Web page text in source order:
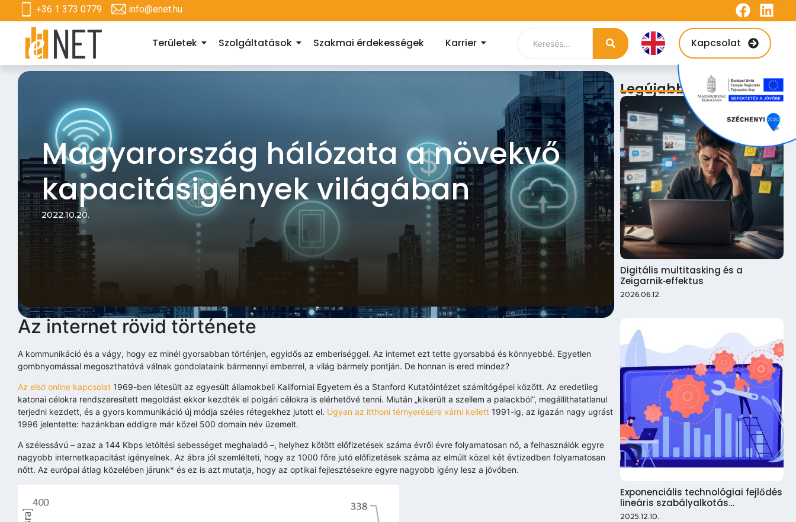
+36 1 373 0779 info@enet.hu
Területek Szolgáltatások Szakmai érdekességek Karrier Kapcsolat
Magyarország hálózata a növekvő
kapacitásigények világában
2022.10.20.
Az internet rövid története
A kommunikáció és a vágy, hogy ez minél gyorsabban történjen, egyidős az emberiséggel. Az internet ezt tette gyorsabbá és könnyebbé. Egyetlen
gombnyomással megoszthatóvá válnak gondolataink bármennyi emberrel, a világ bármely pontján. De honnan is ered mindez?
Az első online kapcsolat 1969-ben létesült az egyesült államokbeli Kaliforniai Egyetem és a Stanford Kutatóintézet számítógépei között. Az eredetileg
katonai célokra rendszeresített megoldást ekkor kezdték el polgári célokra is elérhetővé tenni. Miután „kikerült a szellem a palackból”, megállíthatatlanul
terjedni kezdett, és a gyors kommunikáció új módja széles rétegekhez jutott el. Ugyan az itthoni térnyerésére várni kellett 1991-ig, az igazán nagy ugrást
1996 jelentette: hazánkban eddigre már közel 500 domain név üzemelt.
A szélessávú – azaz a 144 Kbps letöltési sebességet meghaladó –, helyhez kötött előfizetések száma évről évre folyamatosan nő, a felhasználók egyre
nagyobb internetkapacitást igényelnek. Az ábra jól szemlélteti, hogy az 1000 főre jutó előfizetések száma az elmúlt közel két évtizedben folyamatosan
nőtt. Az európai átlag közelében járunk* és ez is azt mutatja, hogy az optikai fejlesztésekre egyre nagyobb igény lesz a jövőben.
Legújabb bejegyzések
Digitális multitasking és a
Zeigarnik‑effektus
2026.06.12.
Exponenciális technológiai fejlődés
lineáris szabályalkotás…
2025.12.10.